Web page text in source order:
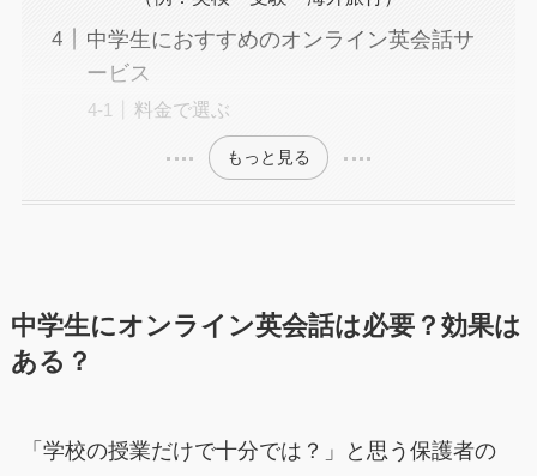
中学生におすすめのオンライン英会話サ
ービス
料金で選ぶ
もっと見る
中学生にオンライン英会話は必要？効果は
ある？
「学校の授業だけで十分では？」と思う保護者の